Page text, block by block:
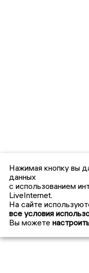
Нажимая кнопку вы
данных
с использованием
LiveInternet.
На сайте
все условия
Вы можете